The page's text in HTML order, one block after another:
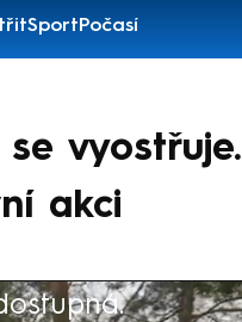
SportPočasí
vyostřuje.
akci